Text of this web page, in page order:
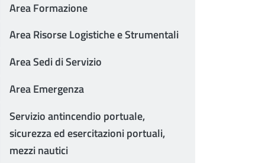
Area Formazione
Area Risorse Logistiche e Strumentali
Area Sedi di Servizio
Area Emergenza
Servizio antincendio portuale,
sicurezza ed esercitazioni portuali,
mezzi nautici